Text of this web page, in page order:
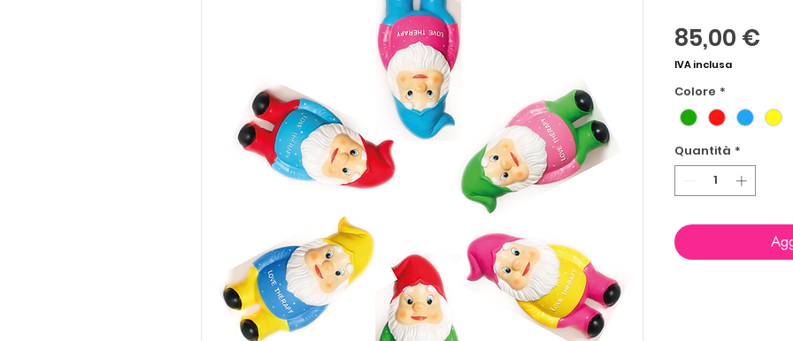
85,00 €
IVA inclusa
Colore *
Quantità *